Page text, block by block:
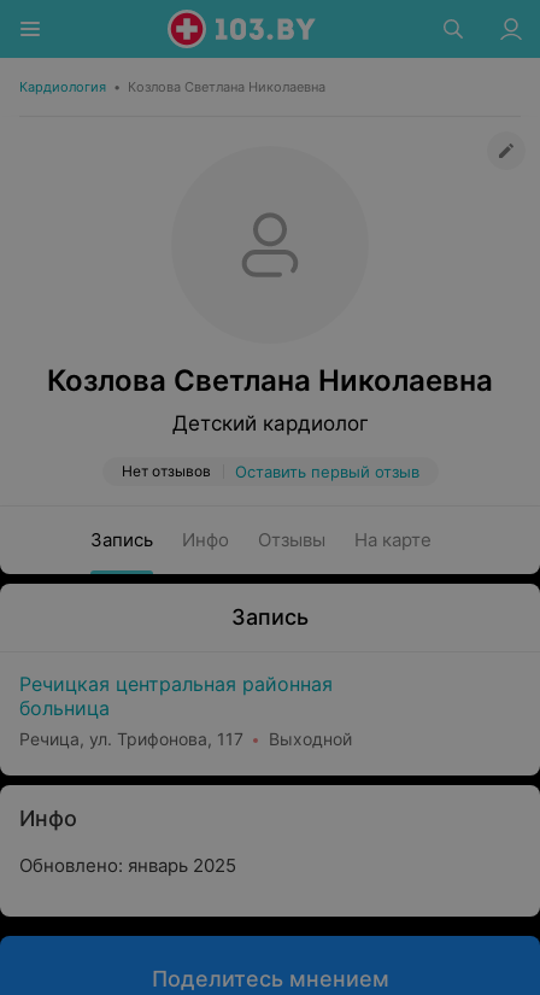
Кардиология • Козлова Светлана Николаевна
Козлова Светлана Николаевна
Детский кардиолог
Нет отзывов Оставить первый отзыв
Запись Инфо Отзывы На карте
Запись
Речицкая центральная районная
больница
Речица, ул. Трифонова, 117 Выходной
Инфо
Обновлено: январь 2025
Поделитесь мнением